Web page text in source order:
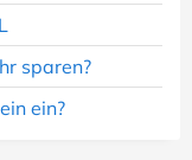
sparen?
ein?